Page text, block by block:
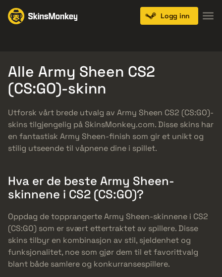
Logg inn
Alle Army Sheen CS2
(CS:GO)-skinn
Utforsk vårt brede utvalg av Army Sheen CS2 (CS:GO)-
skins tilgjengelig på SkinsMonkey.com. Disse skins har
en fantastisk Army Sheen-finish som gir et unikt og
stilig utseende til våpnene dine i spillet.
Hva er de beste Army Sheen-
skinnene i CS2 (CS:GO)?
Oppdag de topprangerte Army Sheen-skinnene i CS2
(CS:GO) som er svært ettertraktet av spillere. Disse
skins tilbyr en kombinasjon av stil, sjeldenhet og
funksjonalitet, noe som gjør dem til et favorittvalg
blant både samlere og konkurransespillere.